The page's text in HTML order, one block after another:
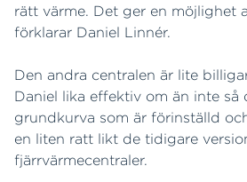
rätt värme. Det ger en möjlighet
förklarar Daniel Linnér.
Den andra centralen är lite
Daniel lika effektiv om än inte så
grundkurva som är förinställd
en liten ratt likt de tidigare
fjärrvärmecentraler.